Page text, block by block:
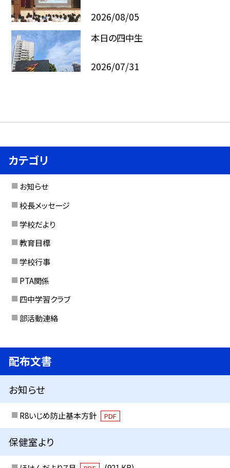
2026/08/05
本日の四中生
2026/07/31
カテゴリ
お知らせ
校長メッセージ
学校だより
教育目標
学校行事
PTA関係
四中学習クラブ
部活動連絡
配布文書
お知らせ
R8いじめ防止基本方針 PDF
保健室より